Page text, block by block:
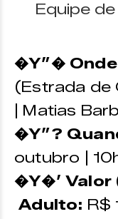
Equipe
�Y”�
(Estrada
| Matias
�Y”?
outubro |
�Y�’ Valor
Adulto: R$